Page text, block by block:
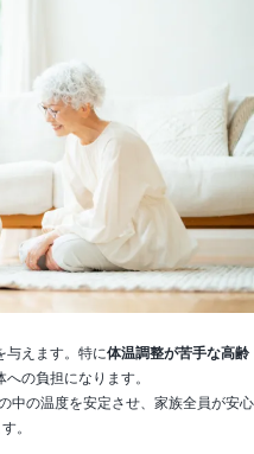
与えます。特に体温調整が苦手な高齢
の負担になります。
中の温度を安定させ、家族全員が安心
。